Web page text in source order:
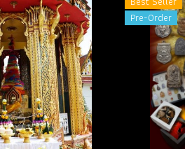
Pre-Order